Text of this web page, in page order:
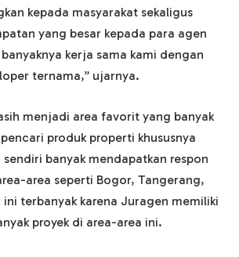
kepada masyarakat sekaligus
yang besar kepada para agen
kerja sama kami dengan
ternama,” ujarnya.
menjadi area favorit yang banyak
produk properti khususnya
banyak mendapatkan respon
area seperti Bogor, Tangerang,
ini terbanyak karena Juragen memiliki
proyek di area-area ini.